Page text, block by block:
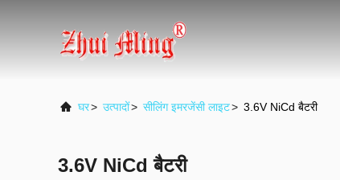
घर> उत्पादों> सीलिंग इमरजेंसी लाइट> 3.6V NiCd बैटरी
3.6V NiCd बैटरी